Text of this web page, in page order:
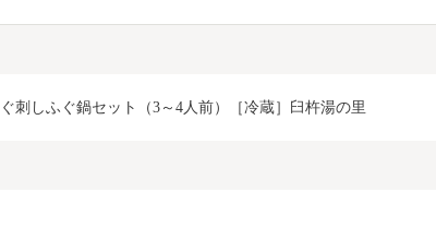
刺しふぐ鍋セット（3～4人前）［冷蔵］臼杵湯の里